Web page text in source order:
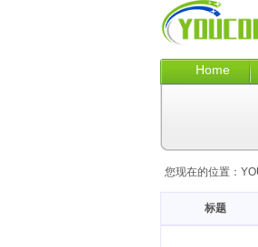
Home
您现在的位置：
标题